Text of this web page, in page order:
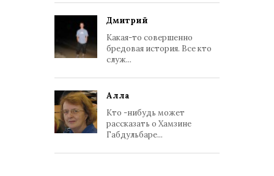
Дмитрий
Какая-то совершенно
бредовая история. Все кто
служ...
Алла
Кто -нибудь может
рассказать о Хамзине
Габдульбаре...